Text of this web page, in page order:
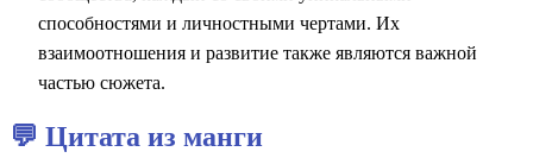
способностями и личностными чертами. Их
взаимоотношения и развитие также являются важной
частью сюжета.
💬 Цитата из манги